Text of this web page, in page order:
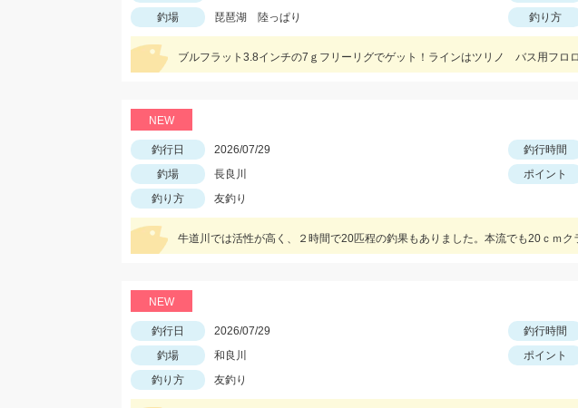
釣場
琵琶湖 陸っぱり 釣り方
NEW
釣行日 2026/07/29 釣行時間
釣場
長良川 ポイント
釣り方
友釣り
NEW
釣行日 2026/07/29 釣行時間
釣場
和良川 ポイント
釣り方
友釣り